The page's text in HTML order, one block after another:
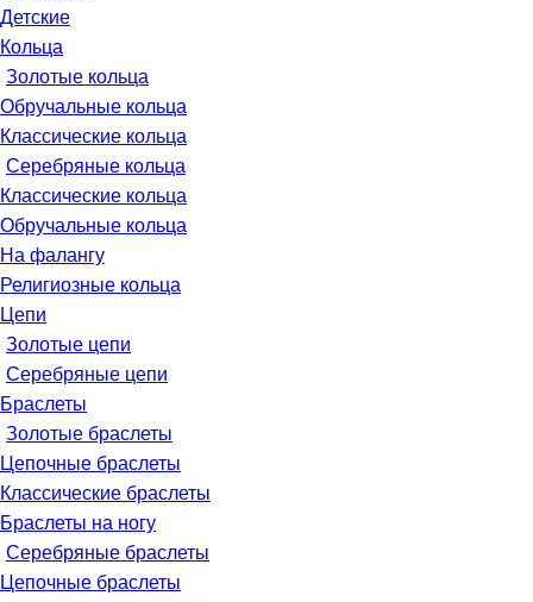
Детские
Кольца
Золотые кольца
Обручальные кольца
Классические кольца
Серебряные кольца
Классические кольца
Обручальные кольца
На фалангу
Религиозные кольца
Цепи
Золотые цепи
Серебряные цепи
Браслеты
Золотые браслеты
Цепочные браслеты
Классические браслеты
Браслеты на ногу
Серебряные браслеты
Цепочные браслеты